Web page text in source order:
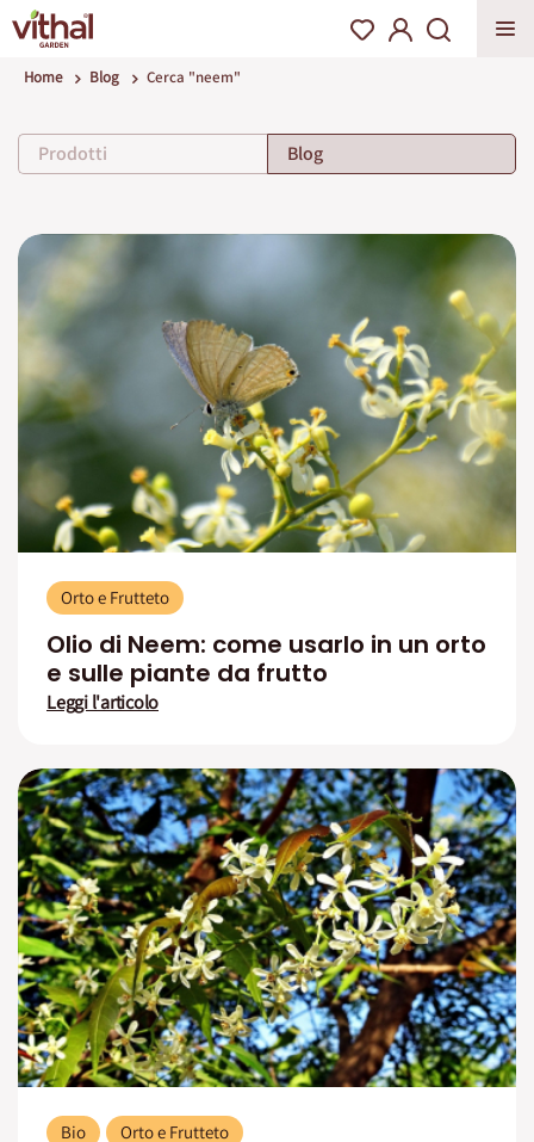
Home Blog Cerca "neem"
Prodotti Blog
Orto e Frutteto
Olio di Neem: come usarlo in un orto
e sulle piante da frutto
Leggi l'articolo
Bio Orto e Frutteto